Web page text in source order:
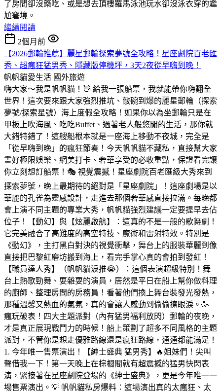
了房間卻沒藥吃、或是想去頂樓羅馬泳池玩水卻沒泳衣穿的尷
尬窘境。
繼續閱讀
2個月前
【2026郵輪推薦】麗星郵輪探索夢號全攻略！星座劇院百老匯
秀、超瘋狂猛男秀、隱藏版停機坪，3天2夜從早嗨到晚！
帆帆貓愛生活 國外旅遊
嗨大家～我是帆帆貓！👋 給我一張船票，我就能帶你嗨翻全
世界！這次要來跟大家強烈推坑、敲碗到爆的麗星郵輪（探索
夢號/探索星號）海上度假全攻略！如果你以為坐郵輪只是在
甲板上吹海風、吃吃Buffet、過著老人般悠閒的生活，那你就
大錯特錯了！這艘船根本就是一座海上移動不夜城，完全是
「從早嗨到晚」的瘋狂節奏！今天帆帆貓不藏私，直接幫大家
畫好極限娛樂、網美打卡、奢華享受的必收重點，保證看完讓
你立刻想訂船票！🎭 視覺震撼！星座劇院百老匯級大秀來到
探索夢號，晚上最期待的絕對是「星座劇院」！這座劇場是以
華麗的孔雀為靈感設計，走進去那個奢華感直接拉滿。每晚都
會上演不同主題的專業大秀，帆帆貓強烈建議一定要提早去佔
位子！【動幻】與【炫麗啟航】：這真的不是一般的歌舞劇！
它完美融合了高難度的高空特技、魔術和雷射特效。特別是
《動幻》，主打黑白對決的視覺衝擊，舞台上的服裝華麗到像
直接把巴黎紅磨坊搬到海上，看完手掌心真的會拍到發紅！
【職員達人秀】（帆帆貓淚推😭）：這個表演超級特別！舞
台上熱歌勁舞、耍雜耍的演員，居然是平日在船上幫你做料理
的廚師、整理房間的房務員！看著他們換上舞台裝發光發熱，
那種溫馨又熱血的氣氛，真的會讓人感動到偷偷擦眼淚。🥳
瘋玩破表！四大主題派對（內有猛男福利放閃）郵輪的夜晚，
才是真正展現戰鬥力的時候！船上策劃了超多不同風格的主題
派對，不管你是想走優雅路線還是瘋狂路線，通通都能滿足！
1. 今年唯一售票演出！【紳士盛典 猛男秀】🔥姐妹們！尖叫
聲借我一下！第一天晚上在棕櫚閣就有超震撼的猛男快閃表
演，緊接著在星座劇院登場的《紳士盛典》，更是今年唯一一
場售票演出。💡 帆帆貓私房爆料：這場演出真的太瘋狂、太